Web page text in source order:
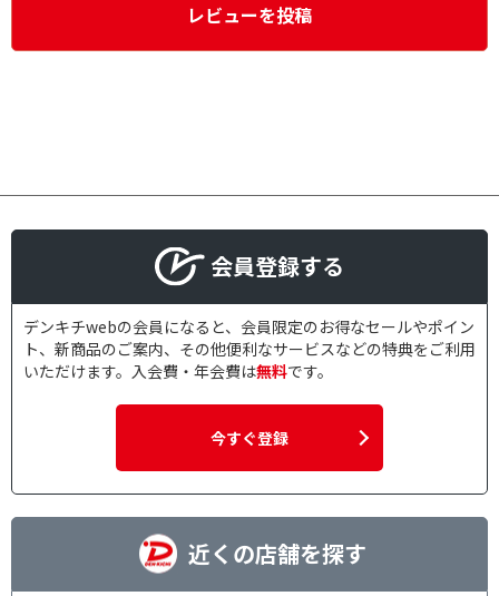
レビューを投稿
会員登録する
デンキチwebの会員になると、会員限定のお得なセールやポイン
ト、新商品のご案内、その他便利なサービスなどの特典をご利用
いただけます。入会費・年会費は無料です。
今すぐ登録
近くの店舗を探す